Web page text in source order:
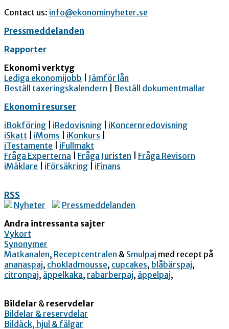
Contact us: info@ekonominyheter.se
Pressmeddelanden
Rapporter
Ekonomi verktyg
Lediga ekonomijobb
Jämför lån
Beställ taxeringskalendern
Beställ dokumentmallar
Ekonomi resurser
iBokföring
iRedovisning
iKoncernredovisning
iSkatt
iMoms iKonkurs
iTestamente
iFullmakt
Fråga Experterna
Fråga Juristen
Fråga Revisorn
iMäklare
iFörsäkring iFinans
RSS
Nyheter
Pressmeddelanden
Andra intressanta sajter
Vykort
Synonymer
Matkanalen, Receptcentralen & Smulpaj med recept på
ananaspaj, chokladmousse, cupcakes, blåbärspaj,
citronpaj, äppelkaka, rabarberpaj, äppelpaj,
Bildelar & reservdelar
Bildelar & reservdelar
Bildäck, hjul & fälgar